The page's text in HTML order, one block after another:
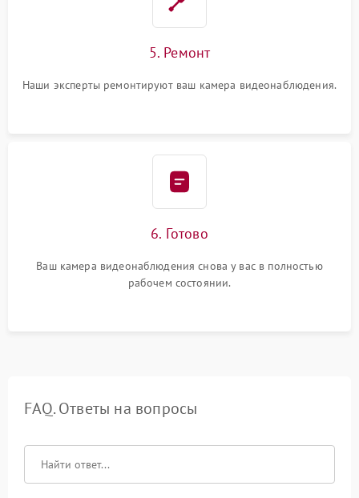
5. Ремонт
Наши эксперты ремонтируют ваш камера видеонаблюдения.
6. Готово
Ваш камера видеонаблюдения снова у вас в полностью
рабочем состоянии.
FAQ. Ответы на вопросы